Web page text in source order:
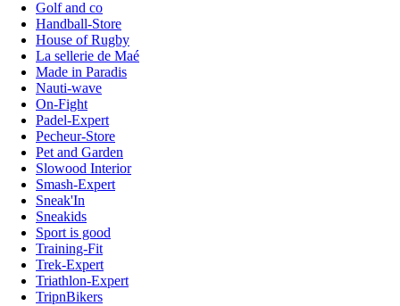
Golf and co
Handball-Store
House of Rugby
La sellerie de Maé
Made in Paradis
Nauti-wave
On-Fight
Padel-Expert
Pecheur-Store
Pet and Garden
Slowood Interior
Smash-Expert
Sneak'In
Sneakids
Sport is good
Training-Fit
Trek-Expert
Triathlon-Expert
TripnBikers